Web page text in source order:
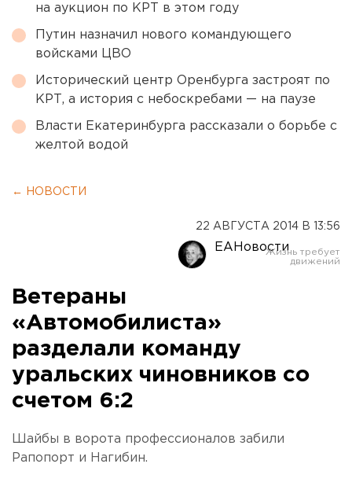
на аукцион по КРТ в этом году
Путин назначил нового командующего
войсками ЦВО
Исторический центр Оренбурга застроят по
КРТ, а история с небоскребами — на паузе
Власти Екатеринбурга рассказали о борьбе с
желтой водой
← НОВОСТИ
22 АВГУСТА 2014 В 13:56
ЕАНовости
Ветераны
«Автомобилиста»
разделали команду
уральских чиновников со
счетом 6:2
Шайбы в ворота профессионалов забили
Рапопорт и Нагибин.